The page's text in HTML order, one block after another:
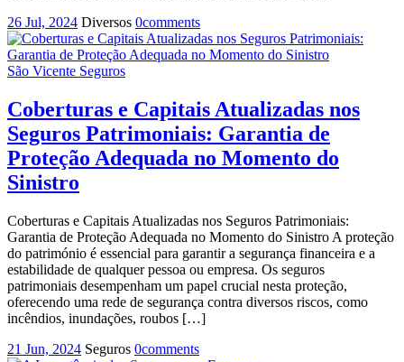
26 Jul, 2024 Diversos 0comments
São Vicente Seguros
Coberturas e Capitais Atualizadas nos
Seguros Patrimoniais: Garantia de
Proteção Adequada no Momento do
Sinistro
Coberturas e Capitais Atualizadas nos Seguros Patrimoniais:
Garantia de Proteção Adequada no Momento do Sinistro A proteção
do património é essencial para garantir a segurança financeira e a
estabilidade de qualquer pessoa ou empresa. Os seguros
patrimoniais desempenham um papel crucial nesta proteção,
oferecendo uma rede de segurança contra diversos riscos, como
incêndios, inundações, roubos […]
21 Jun, 2024 Seguros 0comments